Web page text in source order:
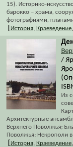
15). Историко-
барокко – храма,
фотографиями,
История Краеведение
/
Из
Архитектурные
Верхнего Поволжья;
Поволжья; Некрополи
История Краеведение